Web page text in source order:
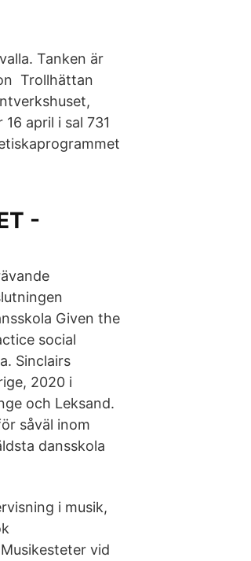
Tanken är
Trollhättan
april i sal 731
-
Given the
social
Sinclairs
2020 i
och Leksand.
såväl inom
dansskola
i musik,
vid